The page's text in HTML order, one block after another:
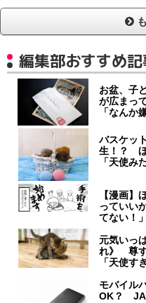
編集部おすすめ
お盆、子
が広まっ
「なんか
バスケッ
生！？ ほ
「天使み
【漫画】
っていい
てない！
元気いっ
れ》 尊す
「天使す
モバイル
OK？